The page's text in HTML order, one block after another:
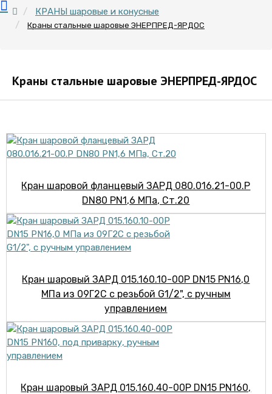
КРАНЫ шаровые и конусные
Краны стальные шаровые ЭНЕРПРЕД-ЯРДОС
Краны стальные шаровые ЭНЕРПРЕД-ЯРДОС
Кран шаровой фланцевый ЗАРД 080.016.21-00.Р
DN80 PN1,6 МПа, Cт.20
Кран шаровый ЗАРД 015.160.10-00Р DN15 PN16,0
МПа из 09Г2С с резьбой G1/2", с ручным
управлением
Кран шаровый ЗАРД 015.160.40-00Р DN15 PN160,